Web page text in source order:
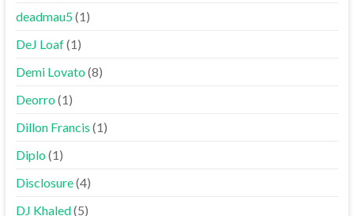
deadmau5(1)
DeJ Loaf(1)
Demi Lovato(8)
Deorro(1)
Dillon Francis (1)
Diplo(1)
Disclosure(4)
DJ Khaled(5)